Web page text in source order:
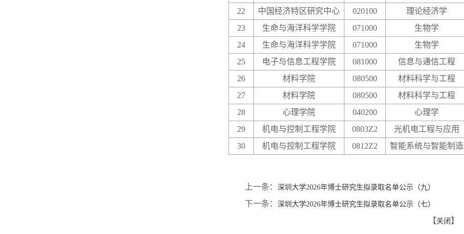
22
中国经济特区研究中心 020100 理论经济学
23
生命与海洋科学学院 071000 生物学
24
生命与海洋科学学院 071000 生物学
25
电子与信息工程学院 081000 信息与通信工程
26
材料学院 080500 材料科学与工程
27
材料学院 080500 材料科学与工程
28
心理学院 040200 心理学
29
机电与控制工程学院 0803Z2 光机电工程与应用
30
机电与控制工程学院 0812Z2 智能系统与智能制造
上一条： 深圳大学2026年博士研究生拟录取名单公示（九）
下一条： 深圳大学2026年博士研究生拟录取名单公示（七）
【关闭 】